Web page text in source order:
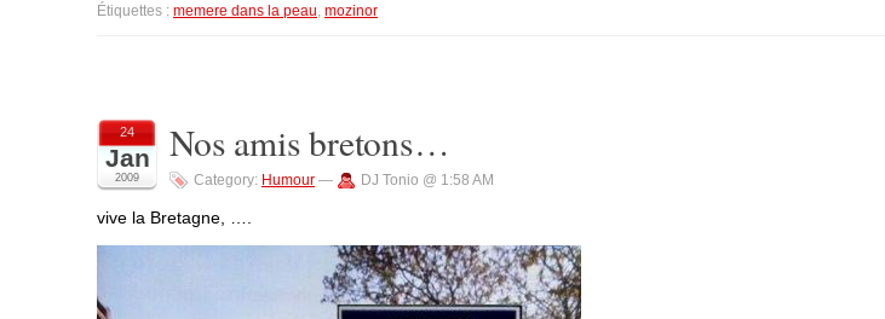
Étiquettes : memere dans la peau, mozinor
24
Jan
2009
Nos amis bretons…
Category: Humour — DJ Tonio @ 1:58 AM
vive la Bretagne, ….